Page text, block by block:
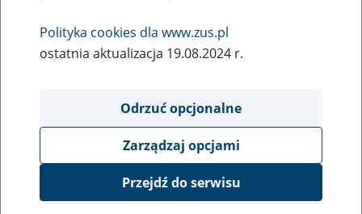
Polityka cookies dla www.zus.pl
ostatnia aktualizacja 19.08.2024 r.
Odrzuć opcjonalne
Zarządzaj opcjami
Przejdź do serwisu